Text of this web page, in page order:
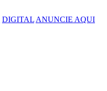
DIGITAL ANUNCIE AQUI